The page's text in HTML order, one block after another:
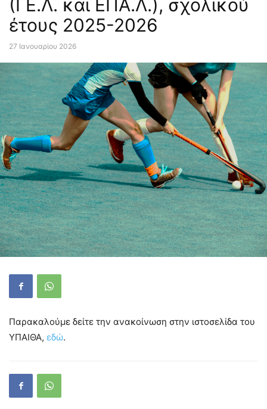
(ΓΕ.Λ. και ΕΠΑ.Λ.), σχολικού
έτους 2025-2026
27 Ιανουαρίου 2026
Παρακαλούμε δείτε την ανακοίνωση στην ιστοσελίδα του
ΥΠΑΙΘΑ, εδώ.